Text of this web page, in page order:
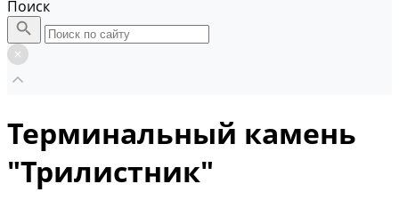
Поиск
Терминальный камень
"Трилистник"